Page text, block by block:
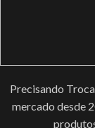
Precisando
mercado desde